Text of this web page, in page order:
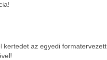
az egyedi formatervezett,